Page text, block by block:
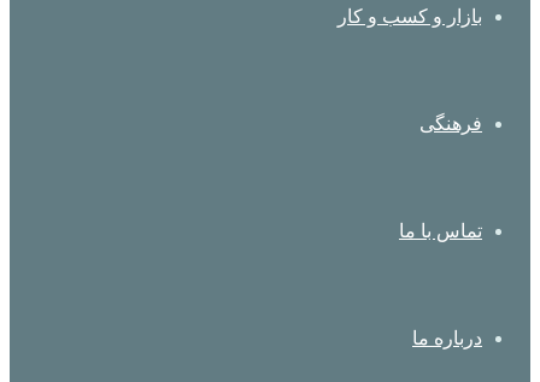
بازار و کسب و کار
فرهنگی
تماس با ما
درباره ما